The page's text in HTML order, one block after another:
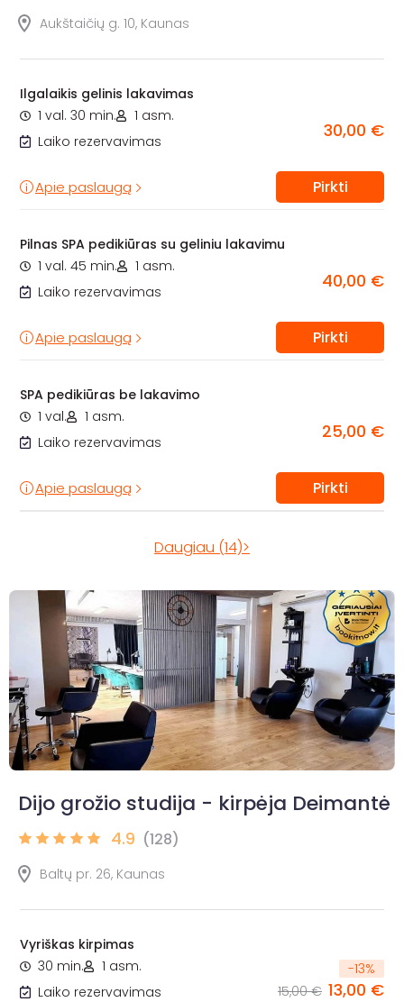
Aukštaičių g. 10, Kaunas
Ilgalaikis gelinis lakavimas
1 val. 30 min.
1 asm.
Laiko rezervavimas
30,00 €
Apie paslaugą Pirkti
Pilnas SPA pedikiūras su geliniu lakavimu
1 val. 45 min.
1 asm.
Laiko rezervavimas
40,00 €
Apie paslaugą Pirkti
SPA pedikiūras be lakavimo
1 val.
1 asm.
Laiko rezervavimas
25,00 €
Apie paslaugą Pirkti
Daugiau (14)>
Dijo grožio studija - kirpėja Deimantė
4.9 (128)
Baltų pr. 26, Kaunas
Vyriškas kirpimas
30 min.
1 asm.
Laiko rezervavimas
-13%
15,00 € 13,00 €